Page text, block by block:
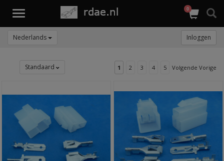
Toggle
0
Nederlands Inloggen
Standaard 1 2 3 4 5 Volgende Vorige